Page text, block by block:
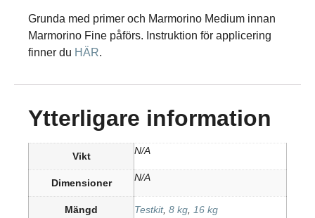
Grunda med primer och Marmorino Medium innan
Marmorino Fine påförs. Instruktion för applicering
finner du HÄR.
Ytterligare information
Vikt N/A
Dimensioner N/A
Mängd Testkit, 8 kg, 16 kg